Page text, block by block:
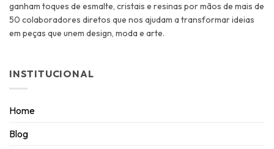
ganham toques de esmalte, cristais e resinas por mãos de mais de
50 colaboradores diretos que nos ajudam a transformar ideias
em peças que unem design, moda e arte.
INSTITUCIONAL
Home
Blog